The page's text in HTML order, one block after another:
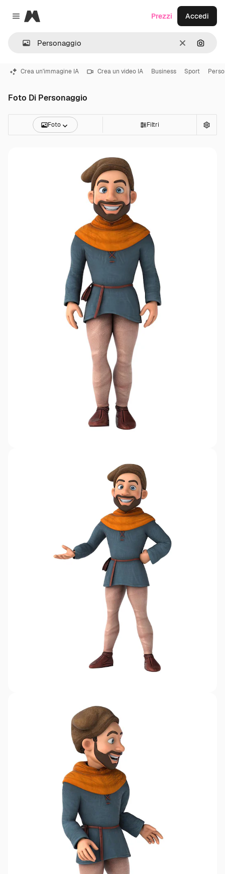
Close menu
Magnific
CancellaCerca
Prezzi Accedi
Crea un'immagine IA Crea un video IA Business Sport
Foto Di Personaggio
Foto Filtri